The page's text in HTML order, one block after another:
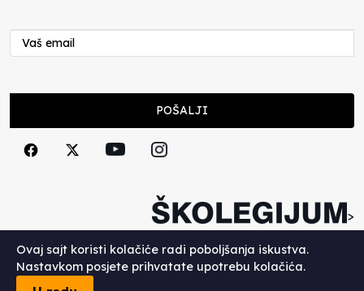
POŠALJI
>
Copyright (c) 2026. Školegijum.
Ovaj sajt koristi kolačiće radi poboljšanja iskustva.
Nastavkom posjete prihvatate upotrebu kolačića.